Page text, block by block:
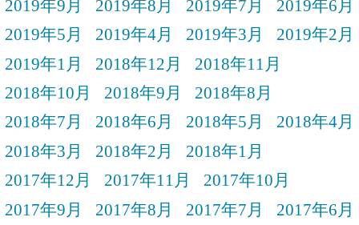
2019年9月
2019年8月 2019年7月
2019年6月
2019年5月
2019年4月 2019年3月
2019年2月
2019年1月
2018年12月
2018年11月
2018年10月
2018年9月
2018年8月
2018年7月
2018年6月 2018年5月
2018年4月
2018年3月
2018年2月
2018年1月
2017年12月
2017年11月
2017年10月
2017年9月
2017年8月 2017年7月
2017年6月